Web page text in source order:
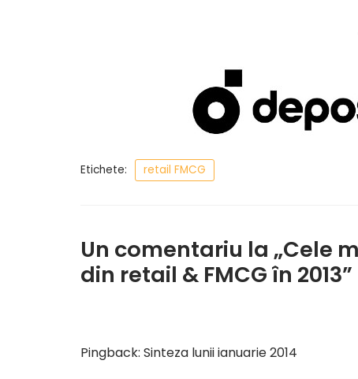
Etichete: retail FMCG
Un comentariu la „Cele
din retail & FMCG în 2013”
Pingback: Sinteza lunii ianuarie 2014